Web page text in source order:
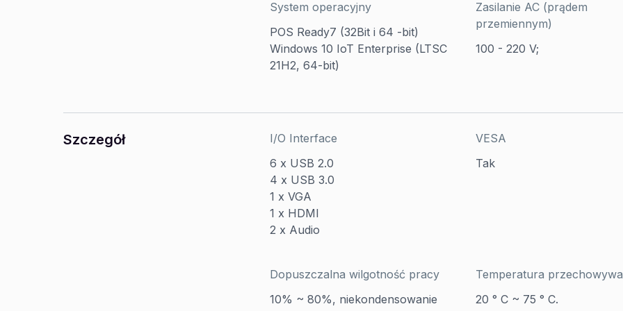
System operacyjny
POS Ready7 (32Bit i 64 -bit)
Windows 10 IoT Enterprise (LTSC
21H2, 64-bit)
Zasilanie AC (prądem
przemiennym)
100 - 220 V;
Szczegół
I/O Interface
6 x USB 2.0
4 x USB 3.0
1 x VGA
1 x HDMI
2 x Audio
VESA
Tak
Dopuszczalna wilgotność pracy
10% ~ 80%, niekondensowanie
Temperatura
20 ° C ~ 75 ° C.